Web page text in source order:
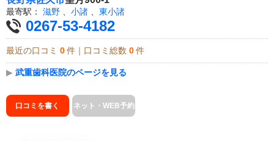
最寄駅： 滋野 小諸 東小諸
0267-53-4182
最近の口コミ 0 件｜口コミ総数 0 件
▶ 武重歯科医院のページを見る
口コミを書く ネット・WEB予約